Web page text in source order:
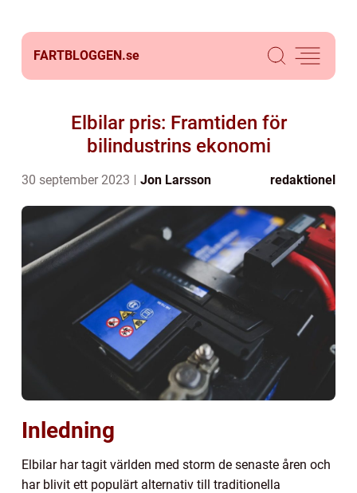
FARTBLOGGEN.se
Elbilar pris: Framtiden för
bilindustrins ekonomi
30 september 2023 Jon Larsson redaktionel
Inledning
Elbilar har tagit världen med storm de senaste åren och
har blivit ett populärt alternativ till traditionella